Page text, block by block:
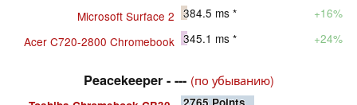
Microsoft Surface 2 384.5 ms *
+16%
Acer C720-2800 Chromebook 345.1 ms * +24%
Peacekeeper - --- (по убыванию)